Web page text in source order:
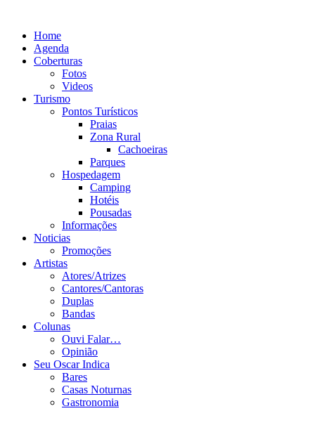
conteúdo
Home
Agenda
Coberturas
Fotos
Videos
Turismo
Pontos Turísticos
Praias
Zona Rural
Cachoeiras
Parques
Hospedagem
Camping
Hotéis
Pousadas
Informações
Noticias
Promoções
Artistas
Atores/Atrizes
Cantores/Cantoras
Duplas
Bandas
Colunas
Ouvi Falar…
Opinião
Seu Oscar Indica
Bares
Casas Noturnas
Gastronomia